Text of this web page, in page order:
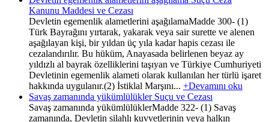
Kanunu Maddesi ve Cezası
Devletin egemenlik alametlerini aşağılamaMadde 300- (1)
Türk Bayrağını yırtarak, yakarak veya sair surette ve alenen
aşağılayan kişi, bir yıldan üç yıla kadar hapis cezası ile
cezalandırılır. Bu hüküm, Anayasada belirlenen beyaz ay
yıldızlı al bayrak özelliklerini taşıyan ve Türkiye Cumhuriyeti
Devletinin egemenlik alameti olarak kullanılan her türlü işaret
hakkında uygulanır.(2) İstiklal Marşını... +Devamını oku
Savaş zamanında yükümlülükler Suçu ve Cezası
Savaş zamanında yükümlülüklerMadde 322- (1) Savaş
zamanında, Devletin silahlı kuvvetlerinin veya halkın